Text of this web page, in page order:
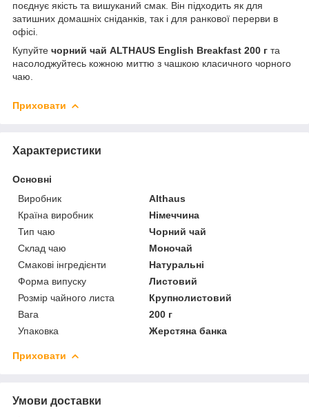
поєднує якість та вишуканий смак. Він підходить як для
затишних домашніх сніданків, так і для ранкової перерви в
офісі.
Купуйте чорний чай ALTHAUS English Breakfast 200 г та
насолоджуйтесь кожною миттю з чашкою класичного чорного
чаю.
Приховати
Характеристики
Основні
Виробник
Althaus
Країна виробник
Німеччина
Тип чаю
Чорний чай
Склад чаю
Моночай
Смакові інгредієнти
Натуральні
Форма випуску
Листовий
Розмір чайного листа
Крупнолистовий
Вага
200 г
Упаковка
Жерстяна банка
Приховати
Умови доставки